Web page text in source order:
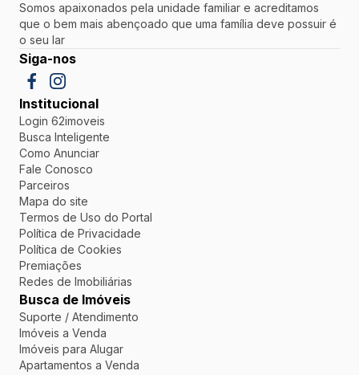
Somos apaixonados pela unidade familiar e acreditamos
que o bem mais abençoado que uma família deve possuir é
o seu lar
Siga-nos
Institucional
Login 62imoveis
Busca Inteligente
Como Anunciar
Fale Conosco
Parceiros
Mapa do site
Termos de Uso do Portal
Política de Privacidade
Política de Cookies
Premiações
Redes de Imobiliárias
Busca de Imóveis
Suporte / Atendimento
Imóveis a Venda
Imóveis para Alugar
Apartamentos a Venda